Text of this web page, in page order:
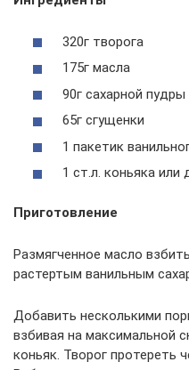
320г творога
175г масла
90г сахарной пудры
65г сгущенки
1 пакетик
1 ст.л. коньяка или
Приготовление
Размягченное масло
растертым ванильным
Добавить несколькими
взбивая на максимальной
коньяк. Творог протереть